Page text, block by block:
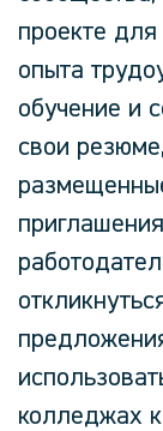
проекте
опыта
обучение и
свои
колледжах